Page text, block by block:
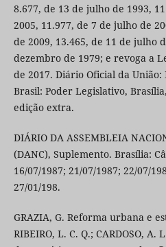
8.677, de 13 de julho de 1993,
2005, 11.977, de 7 de julho de
de 2009, 13.465, de 11 de julho
dezembro de 1979; e revoga a
de 2017. Diário Oficial da
Brasil: Poder Legislativo,
edição extra.
DIÁRIO DA ASSEMBLEIA
(DANC), Suplemento. Brasília:
16/07/1987; 21/07/1987; 22/07/
27/01/198.
GRAZIA, G. Reforma urbana e
RIBEIRO, L. C. Q.; CARDOSO,